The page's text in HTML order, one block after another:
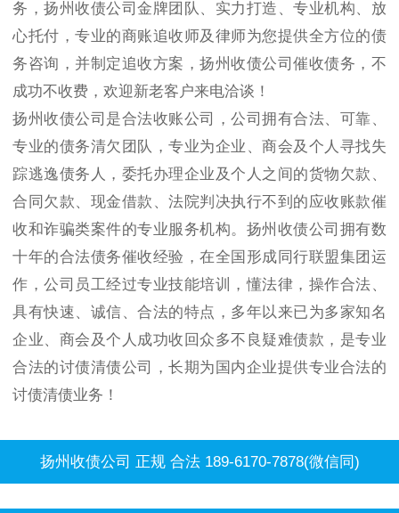
务，扬州收债公司金牌团队、实力打造、专业机构、放
心托付，专业的商账追收师及律师为您提供全方位的债
务咨询，并制定追收方案，扬州收债公司催收债务，不
成功不收费，欢迎新老客户来电洽谈！
扬州收债公司是合法收账公司，公司拥有合法、可靠、
专业的债务清欠团队，专业为企业、商会及个人寻找失
踪逃逸债务人，委托办理企业及个人之间的货物欠款、
合同欠款、现金借款、法院判决执行不到的应收账款催
收和诈骗类案件的专业服务机构。扬州收债公司拥有数
十年的合法债务催收经验，在全国形成同行联盟集团运
作，公司员工经过专业技能培训，懂法律，操作合法、
具有快速、诚信、合法的特点，多年以来已为多家知名
企业、商会及个人成功收回众多不良疑难债款，是专业
合法的讨债清债公司，长期为国内企业提供专业合法的
讨债清债业务！
扬州收债公司 正规 合法 189-6170-7878(微信同)